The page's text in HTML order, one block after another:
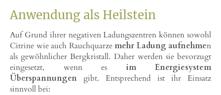
Anwendung als Heilstein
Auf Grund ihrer negativen Ladungszentren können sowohl
Citrine wie auch Rauchquarze mehr Ladung aufnehmen
als gewöhnlicher Bergkristall. Daher werden sie bevorzugt
eingesetzt, wenn es im Energiesystem
Überspannungen gibt. Entsprechend ist ihr Einsatz
sinnvoll bei: